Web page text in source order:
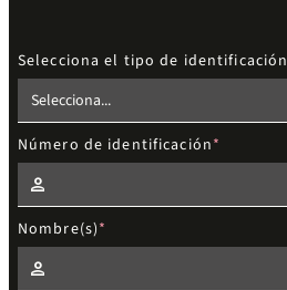
Selecciona el tipo de identificación
Número de identificación
Nombre(s)